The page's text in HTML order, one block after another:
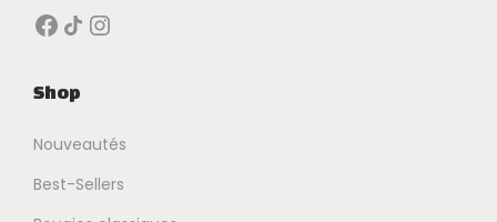
Facebook Icône de partage Instagram
Shop
Nouveautés
Best-Sellers